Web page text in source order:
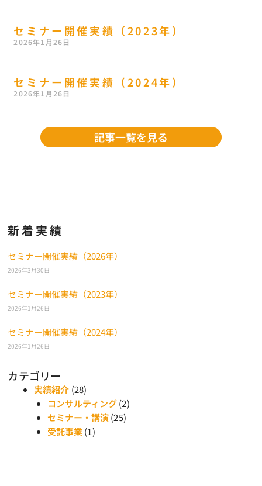
セミナー開催実績（2023年）
2026年1月26日
セミナー開催実績（2024年）
2026年1月26日
記事一覧を見る
新着実績
セミナー開催実績（2026年）
2026年3月30日
セミナー開催実績（2023年）
2026年1月26日
セミナー開催実績（2024年）
2026年1月26日
カテゴリー
実績紹介 (28)
コンサルティング(2)
セミナー・講演(25)
受託事業(1)